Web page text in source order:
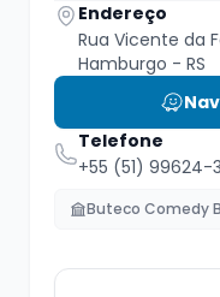
refrigerantes e
com 24h de
Sympla.
Endereço
Rua Vicente da
Hamburgo - RS
Telefone
+55 (51) 99624-
Buteco Comedy